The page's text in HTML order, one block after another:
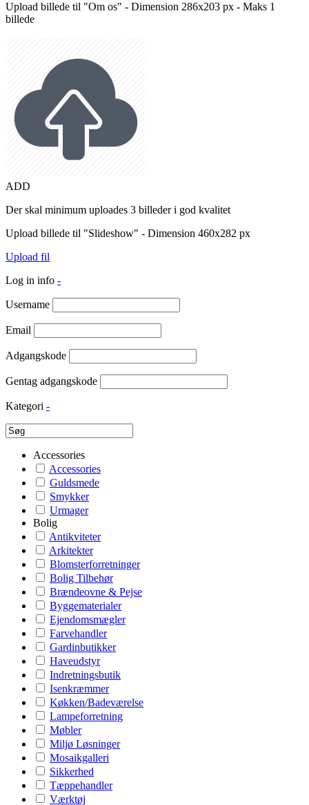
Upload billede til "Om os" - Dimension 286x203 px - Maks 1
billede
ADD
Der skal minimum uploades 3 billeder i god kvalitet
Upload billede til "Slideshow" - Dimension 460x282 px
Upload fil
Log in info -
Username
Email
Adgangskode
Gentag adgangskode
Kategori -
Accessories
Accessories
Guldsmede
Smykker
Urmager
Bolig
Antikviteter
Arkitekter
Blomsterforretninger
Bolig Tilbehør
Brændeovne & Pejse
Byggematerialer
Ejendomsmægler
Farvehandler
Gardinbutikker
Haveudstyr
Indretningsbutik
Isenkræmmer
Køkken/Badeværelse
Lampeforretning
Møbler
Miljø Løsninger
Mosaikgalleri
Sikkerhed
Tæppehandler
Værktøj